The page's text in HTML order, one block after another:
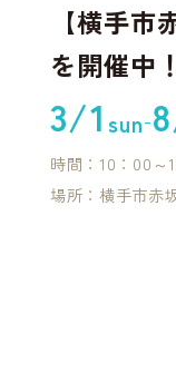
【横手
を開催中
3/1 sun-
時間：10：00～
場所：横手市赤